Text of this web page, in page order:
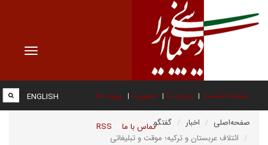
Toggle
صفحه نخست درباره ما عضویت پیوند ها
تماس با ما RSS
ENGLISH
صفحه‌اصلی اخبار
گفتگو
ائتلاف عربستان و ترکیه؛ موقت و تبلیغاتی